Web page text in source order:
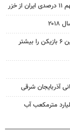
نسل جدید استقلالی‌ها برای فصل جدید لیگ؛ این ۶ بازیکن را بیشتر
آذربایجان شرقی